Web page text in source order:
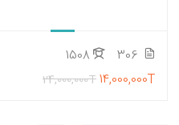
306
1508
24,000,000T14,000,000T